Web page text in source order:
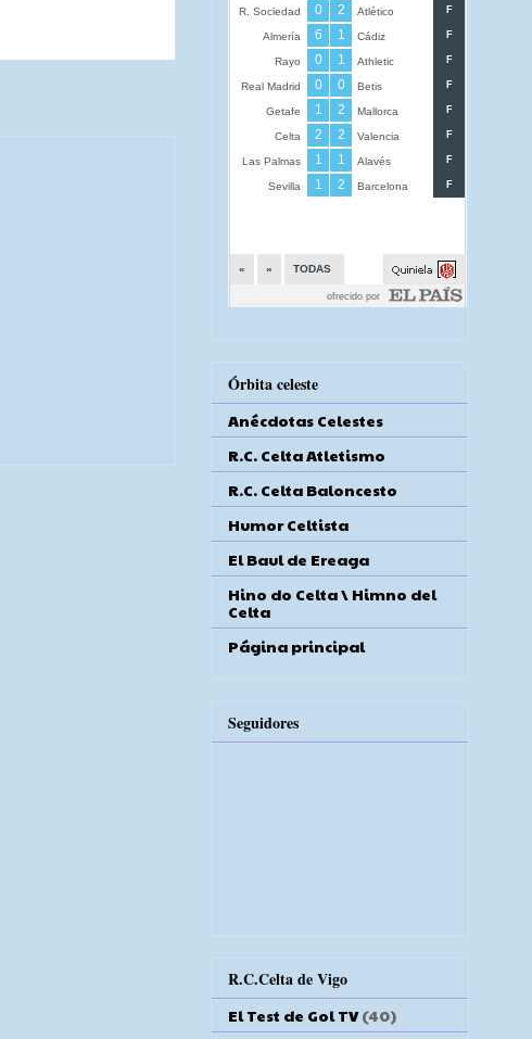
Órbita celeste
Anécdotas Celestes
R.C. Celta Atletismo
R.C. Celta Baloncesto
Humor Celtista
El Baul de Ereaga
Hino do Celta \ Himno del
Celta
Página principal
Seguidores
R.C.Celta de Vigo
El Test de Gol TV (40)